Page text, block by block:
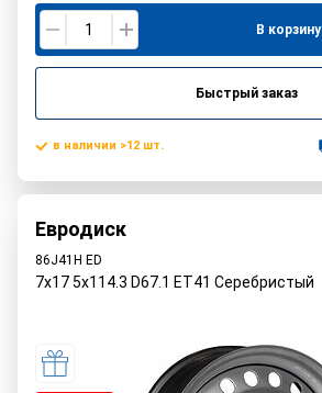
В корзину
Быстрый заказ
в наличии >12 шт.
Евродиск
86J41H ED
7x17 5x114.3 D67.1 ET41 Серебристый